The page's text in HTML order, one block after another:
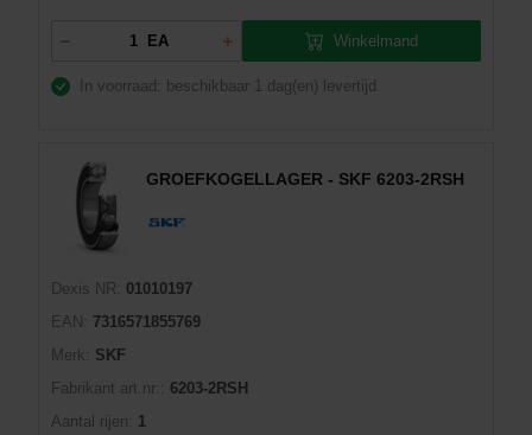
EA Winkelmand
In voorraad: beschikbaar 1 dag(en) levertijd
GROEFKOGELLAGER - SKF 6203-2RSH
Dexis NR:
01010197
EAN:
7316571855769
Merk:
SKF
Fabrikant art.nr::
6203-2RSH
Aantal rijen:
1